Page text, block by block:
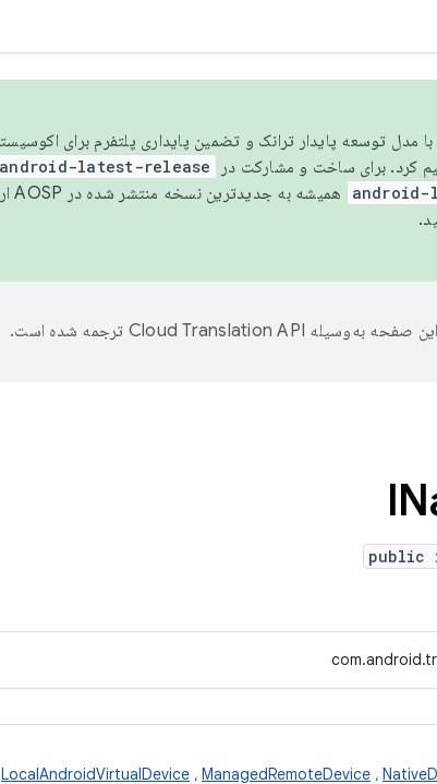
شدن با مدل توسعه پایدار ترانک و تضمین پایداری پلتفرم برای
android-latest-release
همیشه به جدیدترین نسخه منتشر شده در AOSP ارجاع می‌دهد. برای اطلاعات بیشتر، به
این صفحه به‌وسیله ترجمه شده است.
public
LocalAndroidVirtualDevice ، ManagedRemoteDevice ،